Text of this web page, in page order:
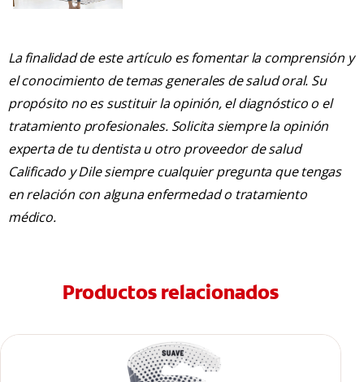
La finalidad de este artículo es fomentar la comprensión y
el conocimiento de temas generales de salud oral. Su
propósito no es sustituir la opinión, el diagnóstico o el
tratamiento profesionales. Solicita siempre la opinión
experta de tu dentista u otro proveedor de salud
Calificado y Dile siempre cualquier pregunta que tengas
en relación con alguna enfermedad o tratamiento
médico.
Productos relacionados